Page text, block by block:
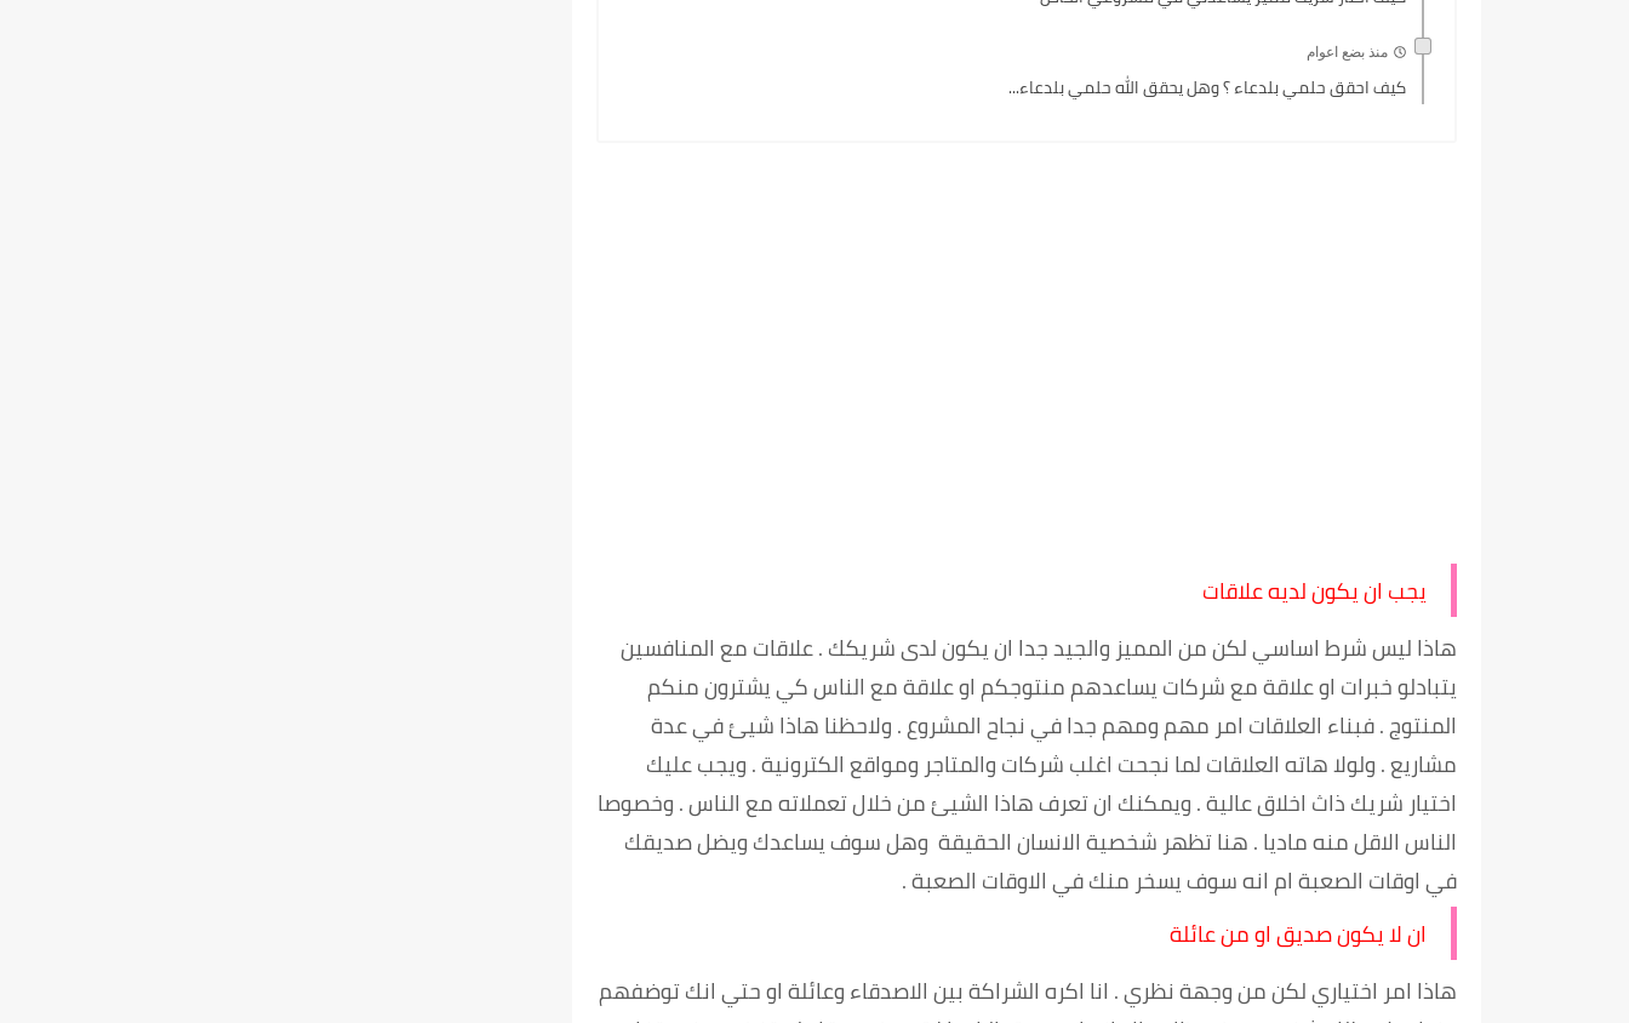
منذ بضع اعوام
كيف احقق حلمي بلدعاء ؟ وهل يحقق الله حلمي بلدعاء...
يجب ان يكون لديه علاقات
هاذا ليس شرط اساسي لكن من المميز والجيد جدا ان يكون لدى شريكك . علاقات مع المنافسين
يتبادلو خبرات او علاقة مع شركات يساعدهم منتوجكم او علاقة مع الناس كي يشترون منكم
المنتوج . فبناء العلاقات امر مهم ومهم جدا في نجاح المشروع . ولاحظنا هاذا شيئ في عدة
مشاريع . ولولا هاته العلاقات لما نجحت اغلب شركات والمتاجر ومواقع الكترونية . ويجب عليك
اختيار شريك ذاث اخلاق عالية . ويمكنك ان تعرف هاذا الشيئ من خلال تعملاته مع الناس . وخصوصا
الناس الاقل منه ماديا . هنا تظهر شخصية الانسان الحقيقة وهل سوف يساعدك ويضل صديقك
في اوقات الصعبة ام انه سوف يسخر منك في الاوقات الصعبة .
ان لا يكون صديق او من عائلة
هاذا امر اختياري لكن من وجهة نظري . انا اكره الشراكة بين الاصدقاء وعائلة او حتي انك توضفهم